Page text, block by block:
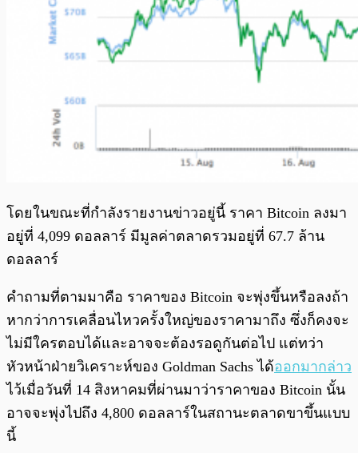
โดยในขณะที่กำลังรายงานข่าวอยู่นี้ ราคา Bitcoin ลงมา
อยู่ที่ 4,099 ดอลลาร์ มีมูลค่าตลาดรวมอยู่ที่ 67.7 ล้าน
ดอลลาร์
คำถามที่ตามมาคือ ราคาของ Bitcoin จะพุ่งขึ้นหรือลงถ้า
หากว่าการเคลื่อนไหวครั้งใหญ่ของราคามาถึง ซึ่งก็คงจะ
ไม่มีใครตอบได้และอาจจะต้องรอดูกันต่อไป แต่ทว่า
หัวหน้าฝ่ายวิเคราะห์ของ Goldman Sachs ได้ออกมากล่าว
ไว้เมื่อวันที่ 14 สิงหาคมที่ผ่านมาว่าราคาของ Bitcoin นั้น
อาจจะพุ่งไปถึง 4,800 ดอลลาร์ในสถานะตลาดขาขึ้นแบบ
นี้